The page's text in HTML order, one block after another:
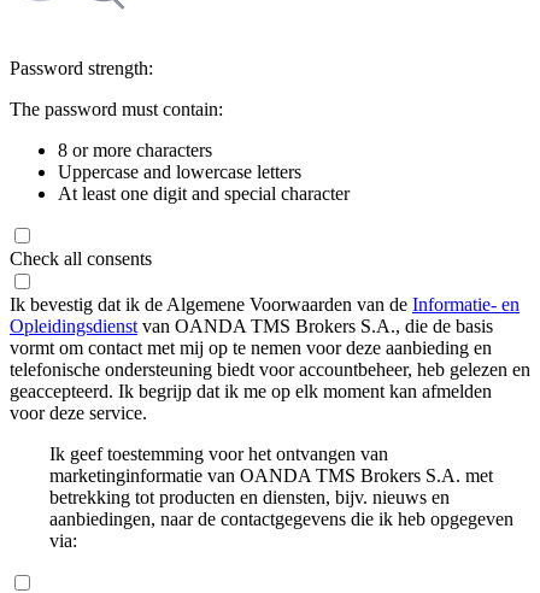
Password strength:
The password must contain:
8 or more characters
Uppercase and lowercase letters
At least one digit and special character
Check all consents
Ik bevestig dat ik de Algemene Voorwaarden van de Informatie- en
Opleidingsdienst van OANDA TMS Brokers S.A., die de basis
vormt om contact met mij op te nemen voor deze aanbieding en
telefonische ondersteuning biedt voor accountbeheer, heb gelezen en
geaccepteerd. Ik begrijp dat ik me op elk moment kan afmelden
voor deze service.
Ik geef toestemming voor het ontvangen van
marketinginformatie van OANDA TMS Brokers S.A. met
betrekking tot producten en diensten, bijv. nieuws en
aanbiedingen, naar de contactgegevens die ik heb opgegeven
via: